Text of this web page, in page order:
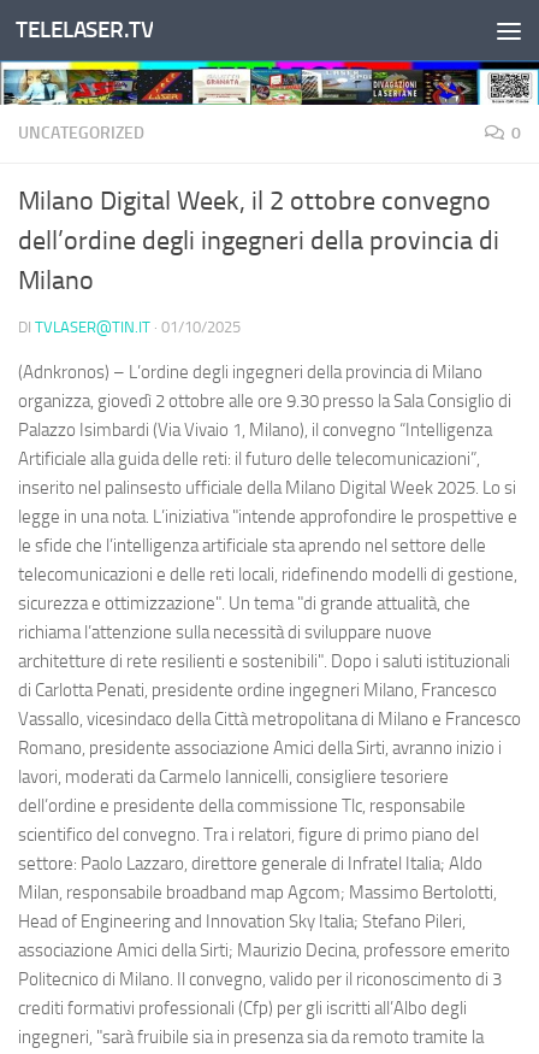
Salta al contenuto
TELELASER.TV
UNCATEGORIZED 0
Milano Digital Week, il 2 ottobre convegno
dell’ordine degli ingegneri della provincia di
Milano
DI TVLASER@TIN.IT · 01/10/2025
(Adnkronos) – L’ordine degli ingegneri della provincia di Milano
organizza, giovedì 2 ottobre alle ore 9.30 presso la Sala Consiglio di
Palazzo Isimbardi (Via Vivaio 1, Milano), il convegno “Intelligenza
Artificiale alla guida delle reti: il futuro delle telecomunicazioni”,
inserito nel palinsesto ufficiale della Milano Digital Week 2025. Lo si
legge in una nota. L’iniziativa "intende approfondire le prospettive e
le sfide che l’intelligenza artificiale sta aprendo nel settore delle
telecomunicazioni e delle reti locali, ridefinendo modelli di gestione,
sicurezza e ottimizzazione". Un tema "di grande attualità, che
richiama l’attenzione sulla necessità di sviluppare nuove
architetture di rete resilienti e sostenibili". Dopo i saluti istituzionali
di Carlotta Penati, presidente ordine ingegneri Milano, Francesco
Vassallo, vicesindaco della Città metropolitana di Milano e Francesco
Romano, presidente associazione Amici della Sirti, avranno inizio i
lavori, moderati da Carmelo Iannicelli, consigliere tesoriere
dell’ordine e presidente della commissione Tlc, responsabile
scientifico del convegno. Tra i relatori, figure di primo piano del
settore: Paolo Lazzaro, direttore generale di Infratel Italia; Aldo
Milan, responsabile broadband map Agcom; Massimo Bertolotti,
Head of Engineering and Innovation Sky Italia; Stefano Pileri,
associazione Amici della Sirti; Maurizio Decina, professore emerito
Politecnico di Milano. Il convegno, valido per il riconoscimento di 3
crediti formativi professionali (Cfp) per gli iscritti all’Albo degli
ingegneri, "sarà fruibile sia in presenza sia da remoto tramite la